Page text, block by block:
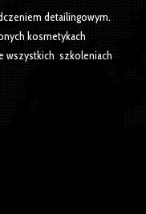
detailingowym.
kosmetykach
wszystkich szkoleniach